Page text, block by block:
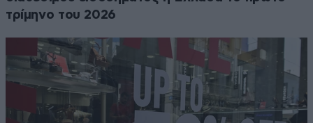
τρίμηνο του 2026